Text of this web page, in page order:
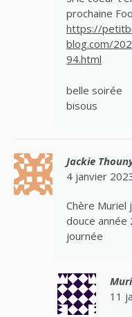
prochaine
https://
blog.com/
94.html
belle soirée
bisous
Jackie
4 janvier
Chère
douce année
journée
11